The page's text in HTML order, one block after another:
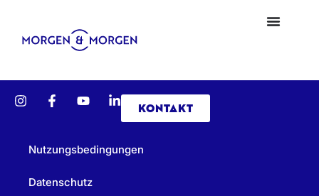
KONTAKT
Nutzungsbedingungen
Datenschutz